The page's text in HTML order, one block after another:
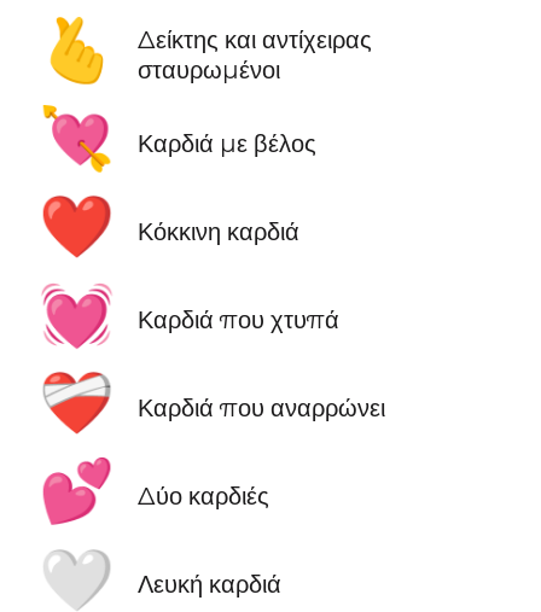
🫰
Δείκτης και αντίχειρας
σταυρωμένοι
💘 Καρδιά με βέλος
❤️ Κόκκινη καρδιά
💓 Καρδιά που χτυπά
❤️‍🩹 Καρδιά που αναρρώνει
💕 Δύο καρδιές
🤍 Λευκή καρδιά